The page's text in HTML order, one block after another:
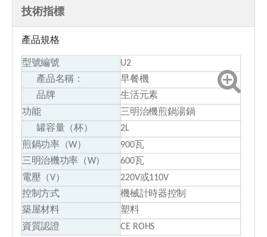
技術指標
產品規格
型號編號
U2
產品名稱：
早餐機
品牌
生活元素
功能
三明治機煎鍋湯鍋
罐容量（杯）
2L
煎鍋功率（W）
900瓦
三明治機功率（W）
600瓦
電壓（V）
220V或110V
控制方式
機械計時器控制
築屋材料
塑料
資質認證
CE ROHS